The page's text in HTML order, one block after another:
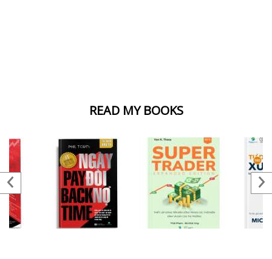
READ MY BOOKS